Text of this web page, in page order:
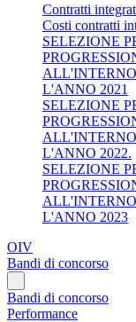
Contratti
Costi contratti
SELEZIONE
L'ANNO 2021
SELEZIONE
L'ANNO 2022.
SELEZIONE
L'ANNO 2023
OIV
Bandi di concorso
Bandi di concorso
Performance